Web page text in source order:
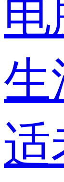
生
适